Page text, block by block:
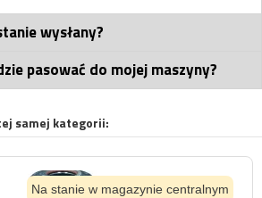
wysłany?
pasować do mojej maszyny?
samej kategorii:
Na stanie w magazynie centralnym